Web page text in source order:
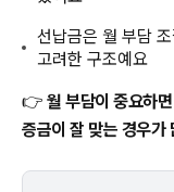
선납금은 월 부담
고려한 구조예요
👉 월 부담이 중요하
증금이 잘 맞는 경우가